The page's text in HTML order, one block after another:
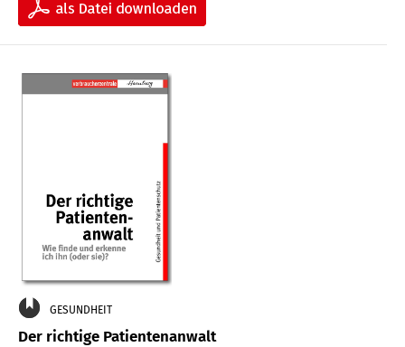
GESUNDHEIT
Der richtige Patientenanwalt